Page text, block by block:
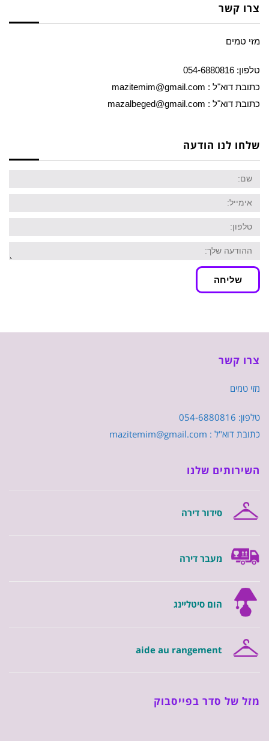
צרו קשר
מזי טמים
טלפון: 054-6880816
כתובת דוא"ל : mazitemim@gmail.com
כתובת דוא"ל : mazalbeged@gmail.com
שלחו לנו הודעה
טלפון:
שלך
שליחה
צרו קשר
מזי טמים
טלפון: 054-6880816
כתובת דוא"ל : mazitemim@gmail.com
השירותים שלנו
סידור דירה
מעבר דירה
הום סיטליינג
aide au rangement
מזל של סדר בפייסבוק